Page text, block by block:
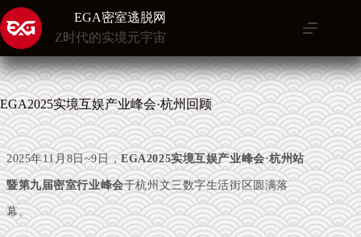
跳
至
内
容
EGA密室逃脱网
Z时代的实境元宇宙
EGA2025实境互娱产业峰会·杭州回顾
2025年11月8日~9日，EGA2025实境互娱产业峰会·杭州站
暨第九届密室行业峰会于杭州文三数字生活街区圆满落
幕。